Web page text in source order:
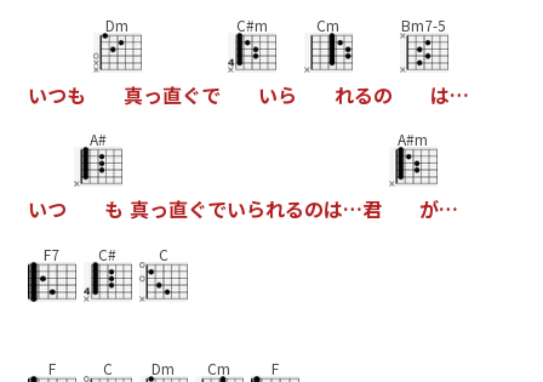
いつも
Dm
真っ直ぐで
C#m
いら
Cm
れるの
Bm7-5
は…
いつ
A#
も 真っ直ぐでいられるのは…君
A#m
が…
F7 C# C
F C Dm Cm F